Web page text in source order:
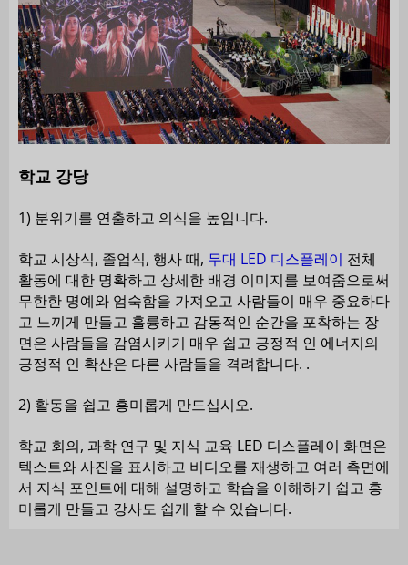
학교 강당
1) 분위기를 연출하고 의식을 높입니다.
학교 시상식, 졸업식, 행사 때, 무대 LED 디스플레이 전체
활동에 대한 명확하고 상세한 배경 이미지를 보여줌으로써
무한한 명예와 엄숙함을 가져오고 사람들이 매우 중요하다
고 느끼게 만들고 훌륭하고 감동적인 순간을 포착하는 장
면은 사람들을 감염시키기 매우 쉽고 긍정적 인 에너지의
긍정적 인 확산은 다른 사람들을 격려합니다. .
2) 활동을 쉽고 흥미롭게 만드십시오.
학교 회의, 과학 연구 및 지식 교육 LED 디스플레이 화면은
텍스트와 사진을 표시하고 비디오를 재생하고 여러 측면에
서 지식 포인트에 대해 설명하고 학습을 이해하기 쉽고 흥
미롭게 만들고 강사도 쉽게 할 수 있습니다.